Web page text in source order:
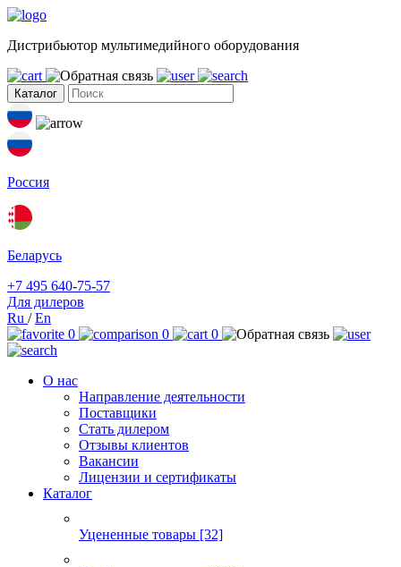
Дистрибьютор мультимедийного оборудования
Каталог
Россия
Беларусь
+7 495 640-75-57
Для дилеров
Ru /En
0
0 0
О нас
Направление деятельности
Поставщики
Стать дилером
Отзывы клиентов
Вакансии
Лицензии и сертификаты
Каталог
Уцененные товары [32]